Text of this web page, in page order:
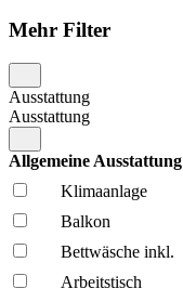
Mehr Filter
Ausstattung
Ausstattung
Allgemeine Ausstattung
Klima­anlage
Balkon
Bettwäsche inkl.
Arbeitstisch